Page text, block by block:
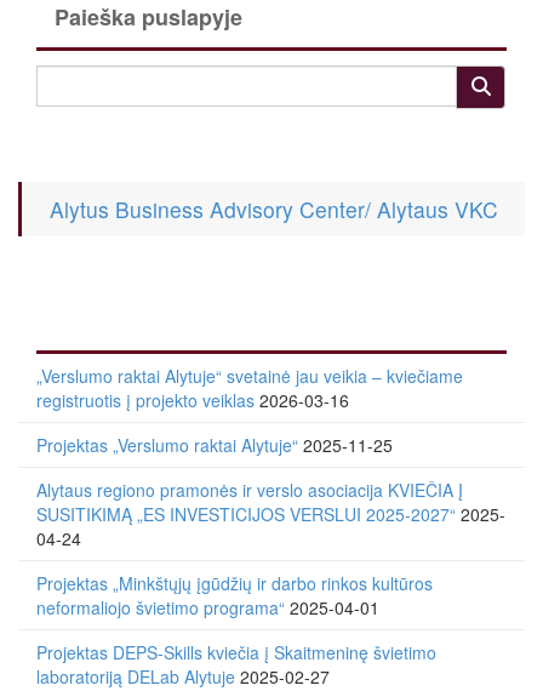
Paieška puslapyje
Alytus Business Advisory Center/ Alytaus VKC
„Verslumo raktai Alytuje“ svetainė jau veikia – kviečiame
registruotis į projekto veiklas 2026-03-16
Projektas „Verslumo raktai Alytuje“ 2025-11-25
Alytaus regiono pramonės ir verslo asociacija KVIEČIA Į
SUSITIKIMĄ „ES INVESTICIJOS VERSLUI 2025-2027“ 2025-
04-24
Projektas „Minkštųjų įgūdžių ir darbo rinkos kultūros
neformaliojo švietimo programa“ 2025-04-01
Projektas DEPS-Skills kviečia į Skaitmeninę švietimo
laboratoriją DELab Alytuje 2025-02-27